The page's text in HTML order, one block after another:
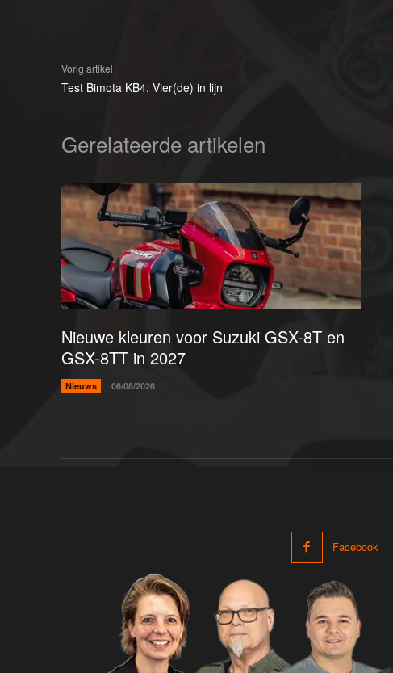
Vorig artikel
Test Bimota KB4: Vier(de) in lijn
Gerelateerde artikelen
Nieuwe kleuren voor Suzuki GSX-8T en
GSX-8TT in 2027
Nieuws 06/08/2026
Facebook